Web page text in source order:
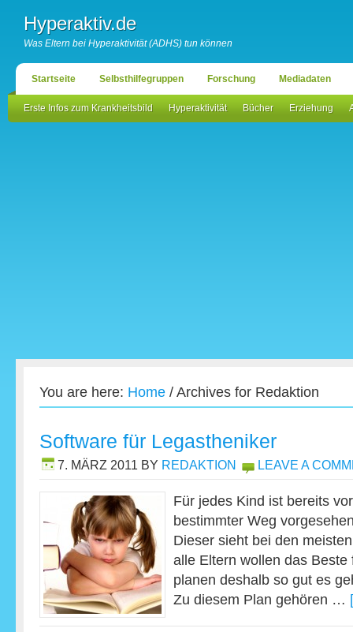
Hyperaktiv.de
Was Eltern bei Hyperaktivität (ADHS) tun können
Startseite Selbsthilfegruppen Forschung Mediadaten
Erste Infos zum Krankheitsbild Hyperaktivität Bücher Erziehung
You are here: Home / Archives for Redaktion
Software für Legastheniker
7. MÄRZ 2011 BY REDAKTION LEAVE A
Für jedes Kind ist bereits
bestimmter Weg
Dieser sieht bei den
alle Eltern wollen das Beste
planen deshalb so gut es
Zu diesem Plan gehören …